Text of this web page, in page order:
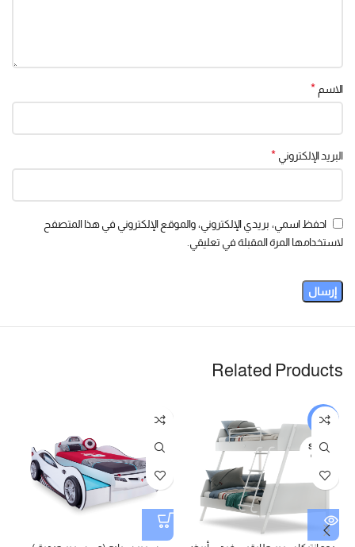
الاسم *
البريد الإلكتروني *
احفظ اسمي، بريدي الإلكتروني، والموقع الإلكتروني في هذا المتصفح
لاستخدامها المرة المقبلة في تعليقي.
Related Products
-5%
SOLD
OUT